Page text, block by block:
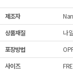
제조자
상품재질
나
포장방법
사이즈